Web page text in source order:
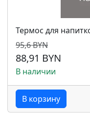
Термос для
95,6 BYN
88,91 BYN
В наличии
В корзину